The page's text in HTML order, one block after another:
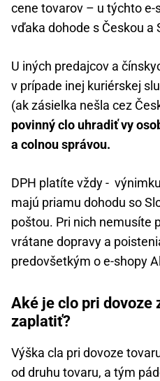
cene tovarov – u týchto e-
vďaka dohode s Českou a
U iných predajcov a
v prípade inej kuriérskej
(ak zásielka nešla cez
povinný clo uhradiť vy
a colnou správou.
DPH platíte vždy -
majú priamu dohodu so
poštou. Pri nich nemusíte
vrátane dopravy a
predovšetkým o e-shopy
Aké je clo pri dovoze
zaplatiť?
Výška cla pri dovoze
od druhu tovaru, a tým